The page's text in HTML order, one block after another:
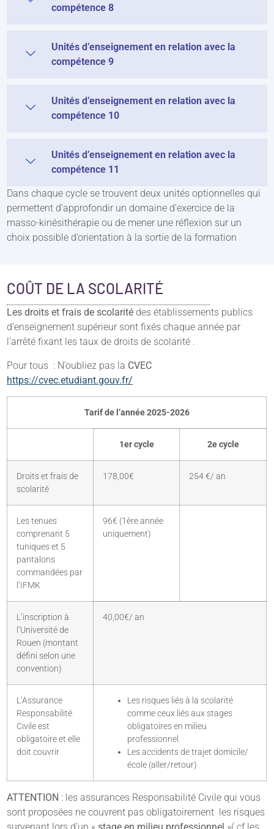
compétence 8
Unités d’enseignement en relation avec la
compétence 9
Unités d’enseignement en relation avec la
compétence 10
Unités d’enseignement en relation avec la
compétence 11
Dans chaque cycle se trouvent deux unités optionnelles qui
permettent d’approfondir un domaine d’exercice de la
masso-kinésithérapie ou de mener une réflexion sur un
choix possible d’orientation à la sortie de la formation
COÛT DE LA SCOLARITÉ
Les droits et frais de scolarité des établissements publics
d’enseignement supérieur sont fixés chaque année par
l’arrêté fixant les taux de droits de scolarité .
Pour tous : N’oubliez pas la CVEC
https://cvec.etudiant.gouv.fr/
Tarif de l’année 2025-2026
1er cycle 2e cycle
Droits et frais de
scolarité
178,00€ 254 €/ an
Les tenues
comprenant 5
tuniques et 5
pantalons
commandées par
l’IFMK
96€ (1ère année
uniquement)
L’inscription à
l’Université de
Rouen (montant
défini selon une
convention)
40,00€/ an
L’Assurance
Responsabilité
Civile est
obligatoire et elle
doit couvrir
Les risques liés à la scolarité
comme ceux liés aux stages
obligatoires en milieu
professionnel
Les accidents de trajet domicile/
école (aller/retour)
ATTENTION : les assurances Responsabilité Civile qui vous
sont proposées ne couvrent pas obligatoirement les risques